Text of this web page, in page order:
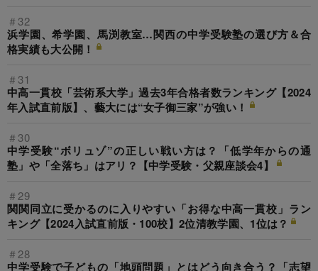
＃32
浜学園、希学園、馬渕教室…関西の中学受験塾の選び方＆合
格実績も大公開！
＃31
中高一貫校「芸術系大学」過去3年合格者数ランキング【2024
年入試直前版】、藝大には“女子御三家”が強い！
＃30
中学受験“ボリュゾ”の正しい戦い方は？「低学年からの通
塾」や「全落ち」はアリ？【中学受験・父親座談会4】
＃29
関関同立に受かるのに入りやすい「お得な中高一貫校」ラン
キング【2024入試直前版・100校】2位清教学園、1位は？
＃28
中学受験で子どもの「地頭問題」とはどう向き合う？「志望